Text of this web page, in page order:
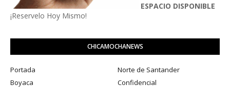
ESPACIO DISPONIBLE
¡Reservelo Hoy Mismo!
CHICAMOCHANEWS
Portada
Norte de Santander
Boyaca
Confidencial